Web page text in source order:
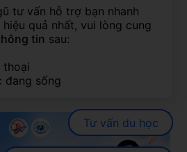
2026: Gặp Pukyong, săn học bổng
tư vấn hỗ trợ bạn nhanh
quả nhất, vui lòng cung
tin sau:
thoại
đang sống
Tư vấn du học